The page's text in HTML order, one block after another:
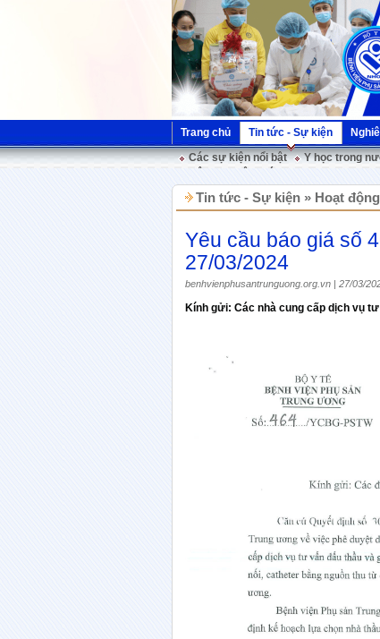
Trang chủ Tin tức - Sự kiện
Các sự kiện nổi bật
Y học trong
Tin tức - Sự kiện » Hoạt
Yêu cầu báo giá số
27/03/2024
benhvienphusantrunguong.org.vn | 27/03/
Kính gửi: Các nhà cung cấp dịch vụ